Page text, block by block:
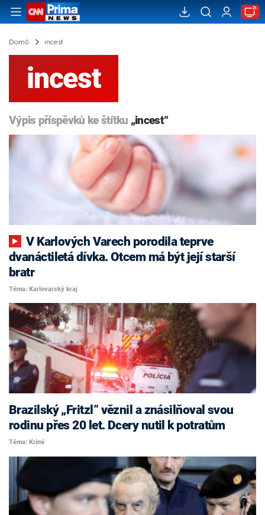
Domů incest
incest
Výpis příspěvků ke štítku „incest“
V Karlových Varech porodila teprve
dvanáctiletá dívka. Otcem má být její starší
bratr
Téma: Karlovarský kraj
Brazilský „Fritzl“ věznil a znásilňoval svou
rodinu přes 20 let. Dcery nutil k potratům
Téma: Krimi